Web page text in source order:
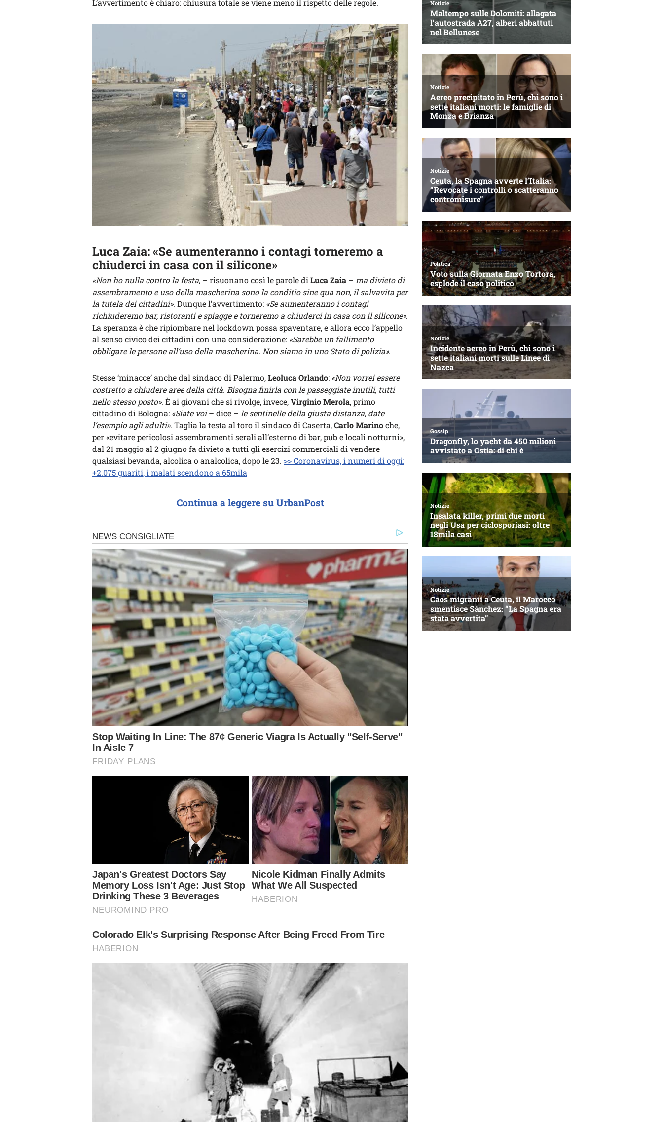
L’avvertimento è chiaro: chiusura totale se viene meno il rispetto delle regole.
Luca Zaia: «Se aumenteranno i contagi torneremo a
chiuderci in casa con il silicone»
«Non ho nulla contro la festa, – risuonano così le parole di Luca Zaia – ma divieto di
assembramento e uso della mascherina sono la conditio sine qua non, il salvavita per
la tutela dei cittadini». Dunque l’avvertimento: «Se aumenteranno i contagi
richiuderemo bar, ristoranti e spiagge e torneremo a chiuderci in casa con il silicone».
La speranza è che ripiombare nel lockdown possa spaventare, e allora ecco l’appello
al senso civico dei cittadini con una considerazione: «Sarebbe un fallimento
obbligare le persone all’uso della mascherina. Non siamo in uno Stato di polizia».
Stesse ‘minacce’ anche dal sindaco di Palermo,Leoluca Orlando: «Non vorrei essere
costretto a chiudere aree della città. Bisogna finirla con le passeggiate inutili, tutti
nello stesso posto». È ai giovani che si rivolge, invece,Virginio Merola, primo
cittadino di Bologna: «Siate voi– dice – le sentinelle della giusta distanza, date
l’esempio agli adulti». Taglia la testa al toro il sindaco di Caserta,Carlo Marinoche,
per «evitare pericolosi assembramenti serali all’esterno di bar, pub e locali notturni»,
dal 21 maggio al 2 giugno fa divieto a tutti gli esercizi commerciali di vendere
qualsiasi bevanda, alcolica o analcolica, dopo le 23. >> Coronavirus, i numeri di oggi:
+2.075 guariti, i malati scendono a 65mila
Continua a leggere su UrbanPost